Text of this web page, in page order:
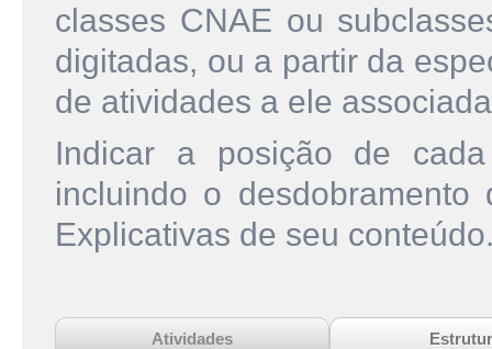
classes CNAE ou
digitadas, ou a partir da
de atividades a ele
Indicar a posição de
incluindo o
Explicativas de seu
Atividades